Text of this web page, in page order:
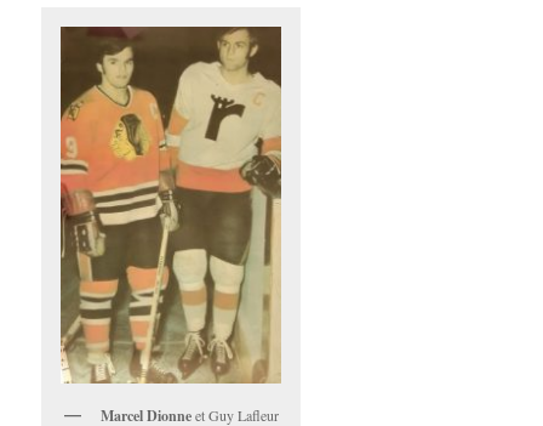
Marcel Dionneet Guy Lafleur